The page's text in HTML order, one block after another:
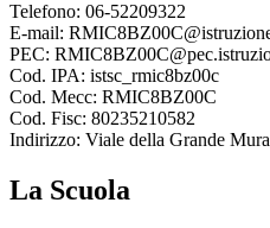
Telefono: 06-52209322
E-mail:
PEC:
Cod. IPA: istsc_rmic8bz00c
Cod. Mecc: RMIC8BZ00C
Cod. Fisc: 80235210582
Indirizzo: Viale della Grande
La Scuola